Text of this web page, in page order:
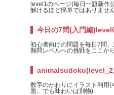
level1のページ(毎日一題新作
解けるほど簡単ではありませ
今日の7問(入門編
初心者向けの問題を毎日7問、
難問レベルへの挑戦をここか
数字のかわりにイラスト利用(
題。でも味わいは別物)